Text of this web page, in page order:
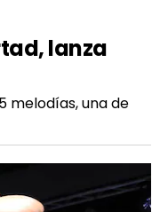
lanza
melodías, una de